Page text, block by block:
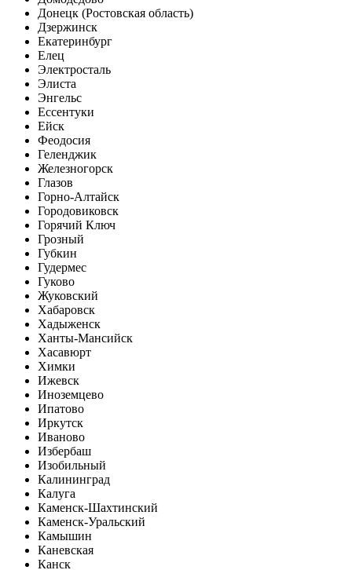
Донецк (Ростовская область)
Дзержинск
Екатеринбург
Елец
Электросталь
Элиста
Энгельс
Ессентуки
Ейск
Феодосия
Геленджик
Железногорск
Глазов
Горно-Алтайск
Городовиковск
Горячий Ключ
Грозный
Губкин
Гудермес
Гуково
Жуковский
Хабаровск
Хадыженск
Ханты-Мансийск
Хасавюрт
Химки
Ижевск
Иноземцево
Ипатово
Иркутск
Иваново
Избербаш
Изобильный
Калининград
Калуга
Каменск-Шахтинский
Каменск-Уральский
Камышин
Каневская
Канск